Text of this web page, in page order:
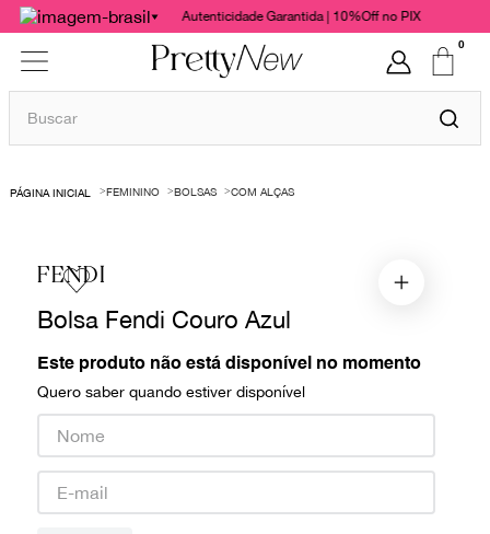
Autenticidade Garantida | 10%Off no PIX
0
Buscar
FEMININO BOLSAS COM ALÇAS
FENDI
Bolsa Fendi Couro Azul
Este produto não está disponível no momento
Quero saber quando estiver disponível
1º
bolsas
chanel
gucci
vestido
valentino
paula raia
burberry
prada